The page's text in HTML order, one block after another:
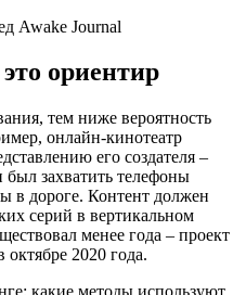
Awake Journal
ориентир
тем ниже вероятность
онлайн-кинотеатр
его создателя –
захватить телефоны
в дороге. Контент должен
серий в вертикальном
менее года – проект
октябре 2020 года.